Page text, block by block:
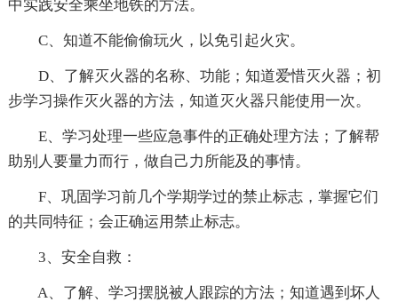
中实践安全乘坐地铁的方法。
C、知道不能偷偷玩火，以免引起火灾。
D、了解灭火器的名称、功能；知道爱惜灭火器；初
步学习操作灭火器的方法，知道灭火器只能使用一次。
E、学习处理一些应急事件的正确处理方法；了解帮
助别人要量力而行，做自己力所能及的事情。
F、巩固学习前几个学期学过的禁止标志，掌握它们
的共同特征；会正确运用禁止标志。
3、安全自救：
A、了解、学习摆脱被人跟踪的方法；知道遇到坏人